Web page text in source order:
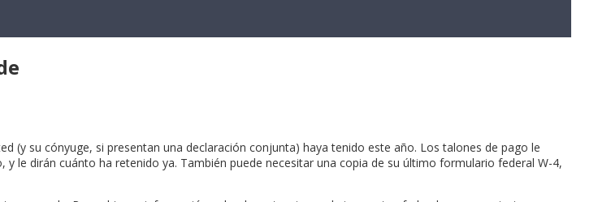
su cónyuge, si presentan una declaración conjunta) haya tenido este año. Los talones de pago le
le dirán cuánto ha retenido ya. También puede necesitar una copia de su último formulario federal W-4,